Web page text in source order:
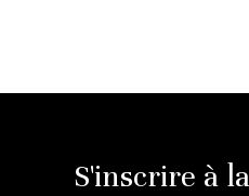
S'inscrire à